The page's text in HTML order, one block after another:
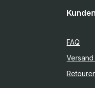
FAQ
Versand